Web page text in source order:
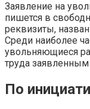
Заявление на
пишется в
реквизиты,
Среди наиболее
увольняющиеся
труда
По